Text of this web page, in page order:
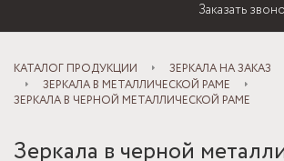
Заказать
КАТАЛОГ ПРОДУКЦИИ ЗЕРКАЛА НА ЗАКАЗ
ЗЕРКАЛА В МЕТАЛЛИЧЕСКОЙ РАМЕ
ЗЕРКАЛА В ЧЕРНОЙ МЕТАЛЛИЧЕСКОЙ РАМЕ
Зеркала в черной